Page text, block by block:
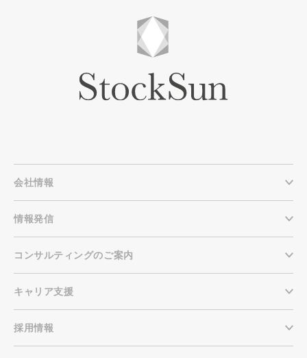
会社情報
情報発信
コンサルティングのご案内
キャリア支援
採用情報